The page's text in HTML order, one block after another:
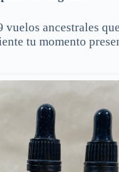
vuelos ancestrales
tu momento